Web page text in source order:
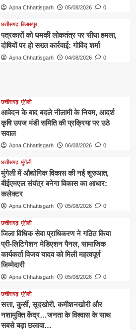
Apna Chhattisgarh 05/08/2026 0
छत्तीसगढ़ बिलासपुर
पत्रकारों को धमकी लोकतंत्र पर सीधा हमला,
दोषियों पर हो सख्त कार्रवाई: गोविंद शर्मा
Apna Chhattisgarh 04/08/2026 0
छत्तीसगढ़ मुंगेली
आवेदन के बाद बदले नीलामी के नियम, आदर्श
कृषि उपज मंडी समिति की प्रक्रिया पर उठे
सवाल
Apna Chhattisgarh 06/08/2026 0
छत्तीसगढ़ मुंगेली
मुंगेली में औद्योगिक विकास की नई शुरुआत,
बीईएमएल संयंत्र बनेगा विकास का आधार:
कलेक्टर
Apna Chhattisgarh 05/08/2026 0
छत्तीसगढ़ मुंगेली
जिला विधिक सेवा प्राधिकरण ने गठित किया
प्री-लिटिगेशन मेडिएशन पैनल, सामाजिक
कार्यकर्ता विजय यादव को मिली महत्वपूर्ण
जिम्मेदारी
Apna Chhattisgarh 05/08/2026 0
छत्तीसगढ़ मुंगेली
​सत्ता, कुर्सी, सूदखोरी, कमीशनखोरी और
नशामुक्ति केंद्र…जनता के विश्वास के साथ
सबसे बड़ा छलावा…